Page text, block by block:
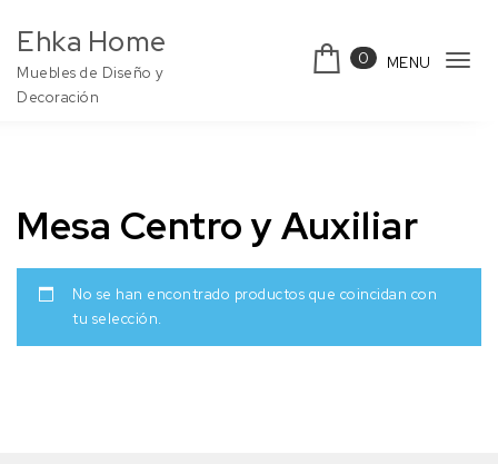
Ehka Home
Muebles de Diseño y
Decoración
0 MENU
Mesa Centro y Auxiliar
No se han encontrado productos que coincidan con
tu selección.